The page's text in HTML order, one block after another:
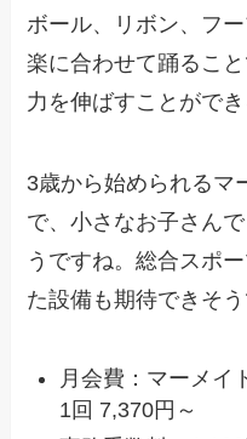
ボール、リボン、フ
楽に合わせて踊るこ
力を伸ばすことがで
3歳から始められるマ
で、小さなお子さん
うですね。総合スポ
た設備も期待できそう
月会費：マーメイ
1回 7,370円～